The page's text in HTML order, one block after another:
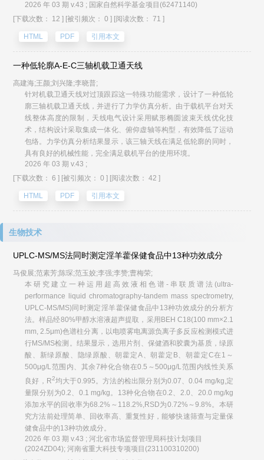
2026 年 03 期 v.43 ; 国家自然科学基金项目(62471140)
[下载次数： 12 ] [被引频次： 0 ] [阅读次数： 71 ]
HTML PDF 引用本文
一种低轮廓A-E-C三轴机载卫通天线
高建海;王颜;刘兴隆;李晓普;
针对机载卫通天线对过顶跟踪这一特殊功能需求，设计了一种低轮
廓三轴机载卫通天线，并进行了力学仿真分析。由于载机平台对天
线整体高度的限制，天线电气设计采用赋形椭圆波束天线优化技
术，结构设计采取集成一体化、俯仰虚轴等构型，有效降低了运动
包络。力学仿真分析结果显示，该三轴天线在满足低轮廓的同时，
具有良好的机械性能，完全满足载机平台的使用环境。
2026 年 03 期 v.43 ;
[下载次数： 6 ] [被引频次： 0 ] [阅读次数： 42 ]
HTML PDF 引用本文
生物技术
UPLC-MS/MS法同时测定淫羊藿保健食品中13种功效成分
马俊展;范素芳;陈琛;范玉姣;李强;李赞;曹梅荣;
本研究建立一种运用超高效液相色谱-串联质谱法(ultra-
performance liquid chromatography-tandem mass spectrometry,
UPLC-MS/MS)同时测定淫羊藿保健食品中13种功效成分的分析方
法。样品经80%甲醇水溶液超声提取，采用BEH C18(100 mm×2.1
mm, 2.5μm)色谱柱分离，以电喷雾电离源负离子多反应检测模式进
行MS/MS检测。结果显示，选用片剂、保健酒和胶囊为基质，绿原
酸、新绿原酸、隐绿原酸、朝藿定A、朝藿定B、朝藿定C在1～
500μg/L范围内、其余7种化合物在0.5～500μg/L范围内线性关系
良好，R2均大于0.995。方法的检出限分别为0.07、0.04 mg/kg,定
量限分别为0.2、0.1 mg/kg。13种化合物在0.2、2.0、20.0 mg/kg
添加水平的回收率为68.2%～118.2%,RSD为0.72%～9.8%。本研
究方法前处理简单、回收率高、重复性好，能够快速筛查与定量保
健食品中的13种功效成分。
2026 年 03 期 v.43 ; 河北省市场监督管理局科技计划项目
(2024ZD04); 河南省重大科技专项项目(231100310200)